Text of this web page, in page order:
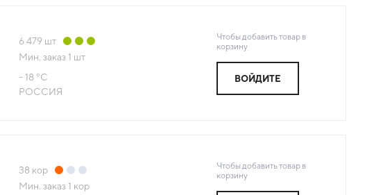
6 479шт
Мин. заказ 1 шт
- 18 °С
РОССИЯ
Чтобы добавить товар в
корзину
ВОЙДИТЕ
38кор
Мин. заказ 1 кор
Чтобы добавить товар в
корзину